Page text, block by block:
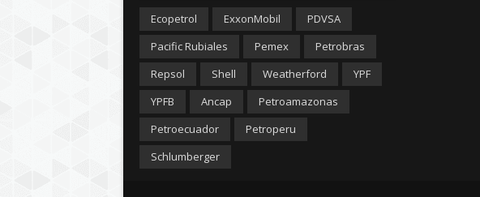
Ecopetrol ExxonMobil
PDVSA
Pacific Rubiales
Pemex
Petrobras
Repsol
Shell Weatherford
YPF
YPFB
Ancap
Petroamazonas
Petroecuador
Petroperu
Schlumberger